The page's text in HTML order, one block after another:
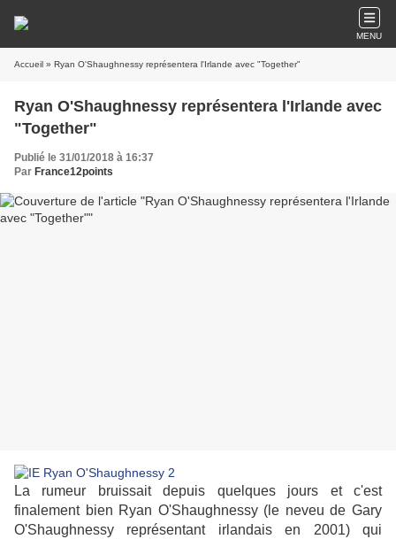
MENU
Accueil » Ryan O'Shaughnessy représentera l'Irlande avec "Together"
Ryan O'Shaughnessy représentera l'Irlande avec
"Together"
Publié le 31/01/2018 à 16:37
Par France12points
La rumeur bruissait depuis quelques jours et c'est
finalement bien Ryan O'Shaughnessy (le neveu de Gary
O'Shaughnessy représentant irlandais en 2001) qui